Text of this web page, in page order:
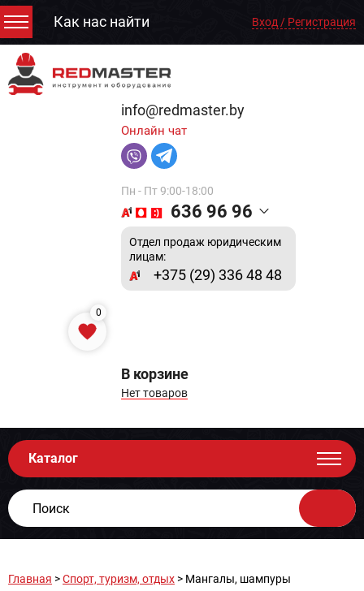
Как нас найти Вход / Регистрация
info@redmaster.by
Онлайн чат
Пн - Пт 9:00-18:00
636 96 96
Отдел продаж юридическим
лицам:
+375 (29) 336 48 48
0
В корзине
Нет товаров
Каталог
Главная >Спорт, туризм, отдых > Мангалы, шампуры